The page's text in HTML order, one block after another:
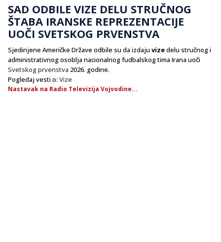
SAD ODBILE VIZE DELU STRUČNOG
ŠTABA IRANSKE REPREZENTACIJE
UOČI SVETSKOG PRVENSTVA
Sjedinjene Američke Države odbile su da izdaju vizedelu stručnog i
administrativnog osoblja nacionalnog fudbalskog tima Irana uoči
Svetskog prvenstva 2026. godine.
Pogledaj vesti o: Vize
Nastavak na Radio Televizija Vojvodine...